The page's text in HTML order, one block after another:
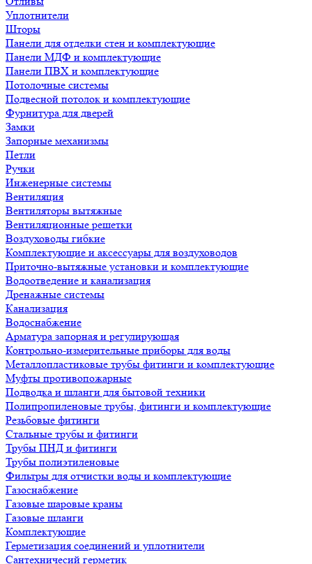
Уплотнители
Шторы
Панели для отделки стен и комплектующие
Панели МДФ и комплектующие
Панели ПВХ и комплектующие
Потолочные системы
Подвесной потолок и комплектующие
Фурнитура для дверей
Замки
Запорные механизмы
Петли
Ручки
Инженерные системы
Вентиляция
Вентиляторы вытяжные
Вентиляционные решетки
Воздуховоды гибкие
Комплектующие и аксессуары для воздуховодов
Приточно-вытяжные установки и комплектующие
Водоотведение и канализация
Дренажные системы
Канализация
Водоснабжение
Арматура запорная и регулирующая
Контрольно-измерительные приборы для воды
Металлопластиковые трубы фитинги и комплектующие
Муфты противопожарные
Подводка и шланги для бытовой техники
Полипропиленовые трубы, фитинги и комплектующие
Резьбовые фитинги
Стальные трубы и фитинги
Трубы ПНД и фитинги
Трубы полиэтиленовые
Фильтры для отчистки воды и комплектующие
Газоснабжение
Газовые шаровые краны
Газовые шланги
Комплектующие
Герметизация соединений и уплотнители
Сантехничесий герметик